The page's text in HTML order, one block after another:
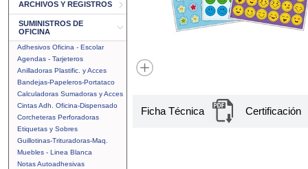
ARCHIVOS Y REGISTROS
SUMINISTROS DE
OFICINA
Adhesivos Oficina - Escolar
Agendas - Tarjeteros
Anilladoras Plastific. y Acces
Bandejas-Papeleros-Portataco
Calculadoras Sumadoras y Acces
Cintas Adh. Oficina-Dispensado
Corcheteras Perforadoras
Etiquetas y Sobres
Guillotinas-Trituradoras-Maq.
Muebles - Linea Blanca
Notas Autoadhesivas
Ficha Técnica Certificación